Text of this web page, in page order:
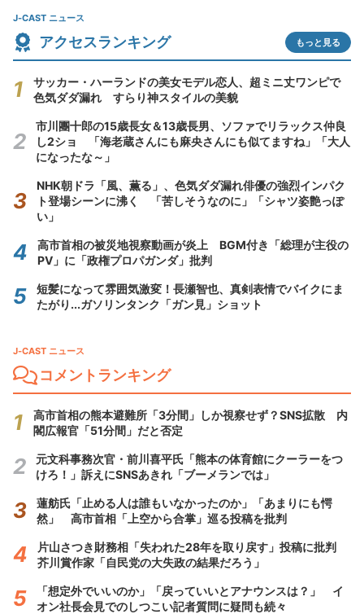
J-CAST ニュース
アクセスランキング もっと見る
サッカー・ハーランドの美女モデル恋人、超ミニ丈ワンピで
色気ダダ漏れ すらり神スタイルの美貌
市川團十郎の15歳長女＆13歳長男、ソファでリラックス仲良
し2ショ 「海老蔵さんにも麻央さんにも似てますね」「大人
になったな～」
NHK朝ドラ「風、薫る」、色気ダダ漏れ俳優の強烈インパク
ト登場シーンに沸く 「苦しそうなのに」「シャツ姿艶っぽ
い」
高市首相の被災地視察動画が炎上 BGM付き「総理が主役の
PV」に「政権プロパガンダ」批判
短髪になって雰囲気激変！長瀬智也、真剣表情でバイクにま
たがり...ガソリンタンク「ガン見」ショット
J-CAST ニュース
コメントランキング
高市首相の熊本避難所「3分間」しか視察せず？SNS拡散 内
閣広報官「51分間」だと否定
元文科事務次官・前川喜平氏「熊本の体育館にクーラーをつ
けろ！」訴えにSNSあきれ「ブーメランでは」
蓮舫氏「止める人は誰もいなかったのか」「あまりにも愕
然」 高市首相「上空から合掌」巡る投稿を批判
片山さつき財務相「失われた28年を取り戻す」投稿に批判
芥川賞作家「自民党の大失政の結果だろう」
「想定外でいいのか」「戻っていいとアナウンスは？」 イ
オン社長会見でのしつこい記者質問に疑問も続々